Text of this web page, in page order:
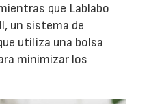
que Lablabo
un sistema de
utiliza una bolsa
minimizar los